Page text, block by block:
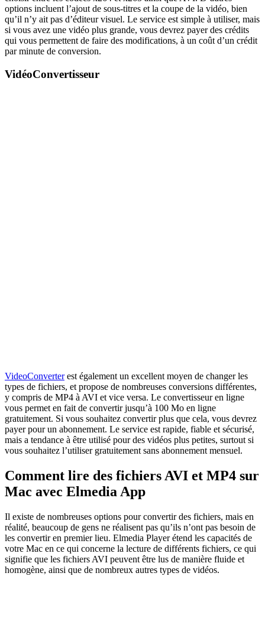
options incluent l’ajout de sous-titres et la coupe de la vidéo, bien
qu’il n’y ait pas d’éditeur visuel. Le service est simple à utiliser, mais
si vous avez une vidéo plus grande, vous devrez payer des crédits
qui vous permettent de faire des modifications, à un coût d’un crédit
par minute de conversion.
VidéoConvertisseur
VideoConverterest également un excellent moyen de changer les
types de fichiers, et propose de nombreuses conversions différentes,
y compris de MP4 à AVI et vice versa. Le convertisseur en ligne
vous permet en fait de convertir jusqu’à 100 Mo en ligne
gratuitement. Si vous souhaitez convertir plus que cela, vous devrez
payer pour un abonnement. Le service est rapide, fiable et sécurisé,
mais a tendance à être utilisé pour des vidéos plus petites, surtout si
vous souhaitez l’utiliser gratuitement sans abonnement mensuel.
Comment lire des fichiers AVI et MP4 sur
Mac avec Elmedia App
Il existe de nombreuses options pour convertir des fichiers, mais en
réalité, beaucoup de gens ne réalisent pas qu’ils n’ont pas besoin de
les convertir en premier lieu. Elmedia Player étend les capacités de
votre Mac en ce qui concerne la lecture de différents fichiers, ce qui
signifie que les fichiers AVI peuvent être lus de manière fluide et
homogène, ainsi que de nombreux autres types de vidéos.